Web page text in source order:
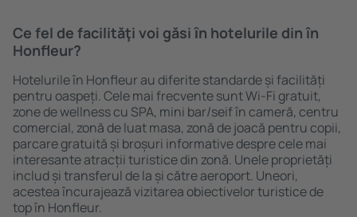
Ce fel de facilităţi voi găsi ȋn hotelurile din în
Honfleur?
Hotelurile în Honfleur au diferite standarde și facilități
pentru oaspeți. Cele mai frecvente sunt Wi-Fi gratuit,
zone de wellness cu SPA, mini bar/seif în cameră, centru
comercial, zonă de luat masa, zonă de joacă pentru copii,
parcare gratuită și broșuri informative despre cele mai
interesante atracții turistice din zonă. Unele proprietăți
includ și transferul de la și către aeroport. Uneori,
acestea încurajează vizitarea obiectivelor turistice de
top în Honfleur.